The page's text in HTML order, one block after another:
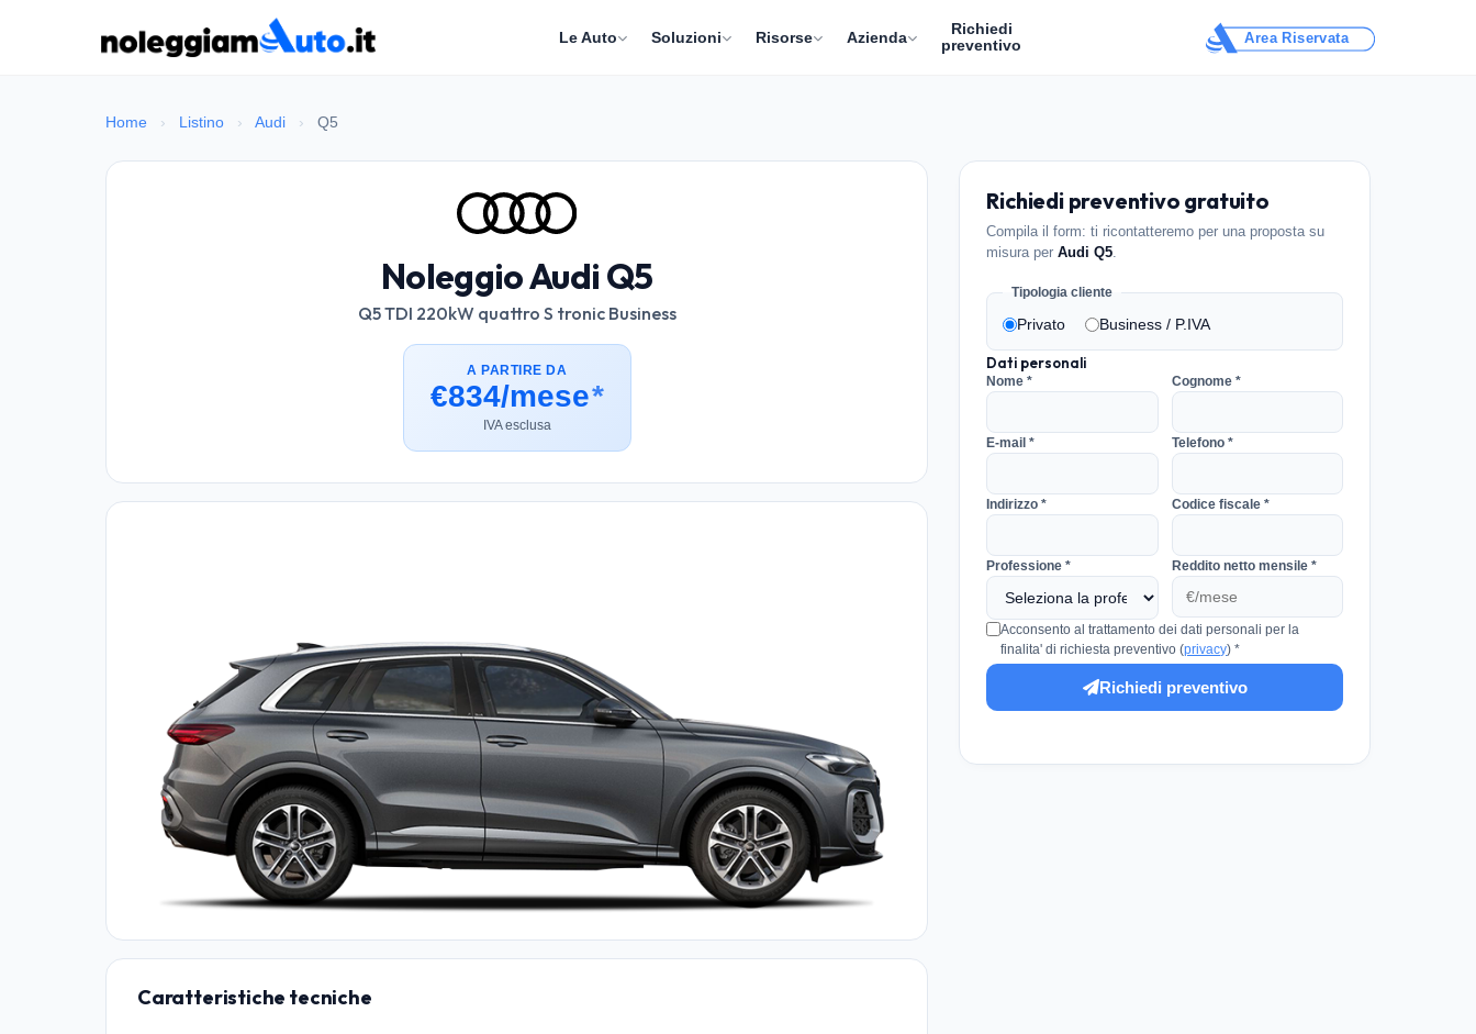
Le Auto Soluzioni Risorse Azienda
Richiedi
preventivo
Area Riservata
Home › Listino › Audi › Q5
Noleggio Audi Q5
Q5 TDI 220kW quattro S tronic Business
A PARTIRE DA
€834/mese*
IVA esclusa
Caratteristiche tecniche
Richiedi preventivo gratuito
Compila il form: ti ricontatteremo per una proposta su
misura perAudi Q5.
Tipologia cliente
Privato Business / P.IVA
Dati personali
Nome * Cognome *
E-mail * Telefono *
Indirizzo * Codice fiscale *
Professione * Reddito netto mensile *
Acconsento al trattamento dei dati personali per la
finalita' di richiesta preventivo (privacy) *
Richiedi preventivo